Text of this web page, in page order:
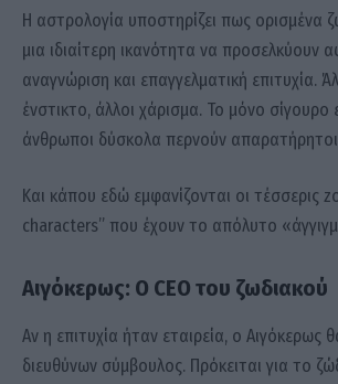
Η αστρολογία υποστηρίζει πως ορισμένα
μια ιδιαίτερη ικανότητα να προσελκύουν
αναγνώριση και επαγγελματική επιτυχία.
ένστικτο, άλλοι χάρισμα. Το μόνο σίγουρο
άνθρωποι δύσκολα περνούν
Και κάπου εδώ εμφανίζονται οι τέσσερις
characters” που έχουν το απόλυτο
Αιγόκερως: Ο CEO του ζωδιακού
Αν η επιτυχία ήταν εταιρεία, ο Αιγόκερως
διευθύνων σύμβουλος. Πρόκειται για το